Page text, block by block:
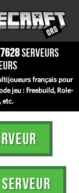
serveurs
français pour
jeu : Freebuild, Role-
etc.